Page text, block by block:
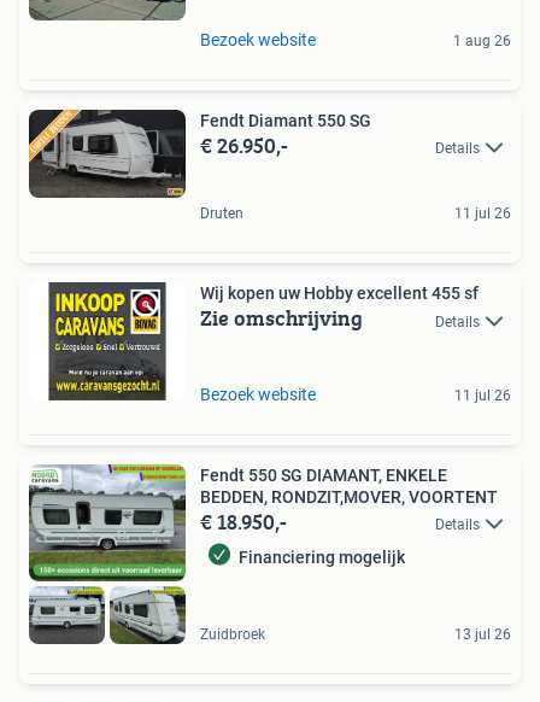
Bezoek website 1 aug 26
Fendt Diamant 550 SG
€ 26.950,- Details
Druten 11 jul 26
Wij kopen uw Hobby excellent 455 sf
Zie omschrijving Details
Bezoek website 11 jul 26
Fendt 550 SG DIAMANT, ENKELE
BEDDEN, RONDZIT,MOVER, VOORTENT
€ 18.950,- Details
Financiering mogelijk
Zuidbroek 13 jul 26